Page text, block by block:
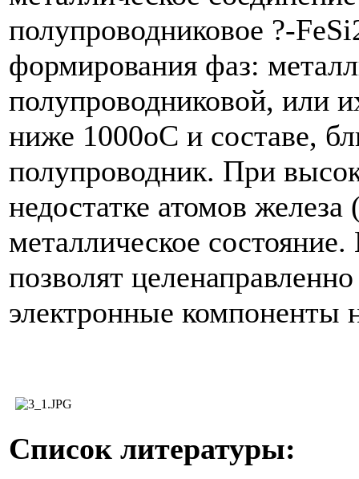
полупроводниковое ?-
формирования фаз:
полупроводниковой, или
ниже 1000оС и составе,
полупроводник. При
недостатке атомов железа
металлическое
позволят
электронные компоненты
Список литературы: